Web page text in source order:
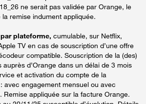
ne serait pas validée par Orange, le
remise indument appliquée.
plateforme, cumulable, sur Netflix,
TV en cas de souscription d’une offre
compatible. Souscription de la (des)
auprès d’Orange dans un délai de 3 mois
et activation du compte de la
avec engagement mensuel ou avec
Remise appliquée sur la facture Orange.